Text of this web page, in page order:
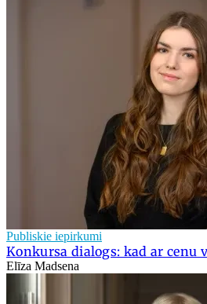
Publiskie iepirkumi
Konkursa dialogs: kad ar cenu
Elīza Madsena